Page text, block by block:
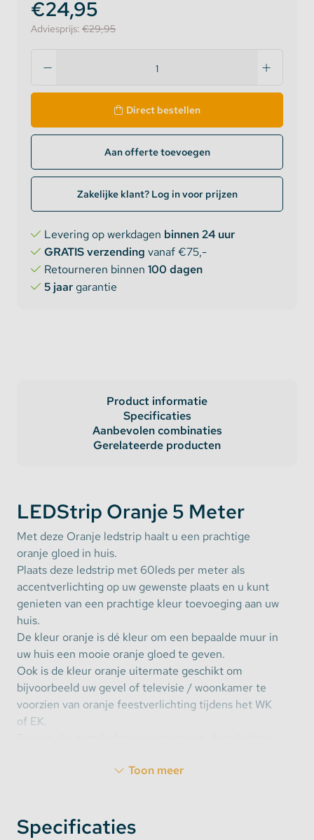
€24,95
Adviesprijs: €29,95
Direct bestellen
Aan offerte toevoegen
Zakelijke klant? Log in voor prijzen
Levering op werkdagen binnen 24 uur
GRATIS verzending vanaf €75,-
Retourneren binnen 100 dagen
5 jaargarantie
Product informatie
Specificaties
Aanbevolen combinaties
Gerelateerde producten
LEDStrip Oranje 5 Meter
Met deze Oranje ledstrip haalt u een prachtige
oranje gloed in huis.
Plaats deze ledstrip met 60leds per meter als
accentverlichting op uw gewenste plaats en u kunt
genieten van een prachtige kleur toevoeging aan uw
huis.
De kleur oranje is dé kleur om een bepaalde muur in
uw huis een mooie oranje gloed te geven.
Ook is de kleur oranje uitermate geschikt om
bijvoorbeeld uw gevel of televisie / woonkamer te
voorzien van oranje feestverlichting tijdens het WK
of EK.
Toon meer
Specificaties